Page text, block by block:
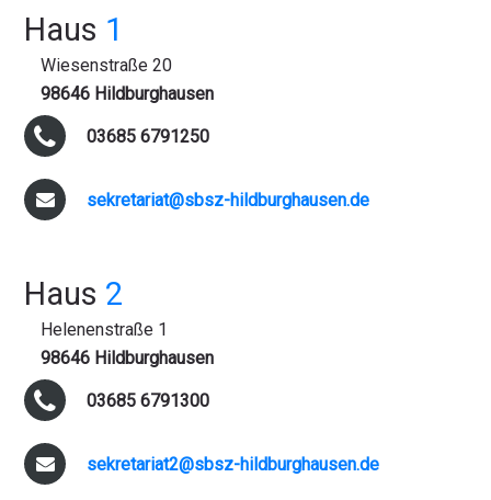
Haus 1
Wiesenstraße 20
98646 Hildburghausen
03685 6791250
sekretariat@sbsz-hildburghausen.de
Haus 2
Helenenstraße 1
98646 Hildburghausen
03685 6791300
sekretariat2@sbsz-hildburghausen.de